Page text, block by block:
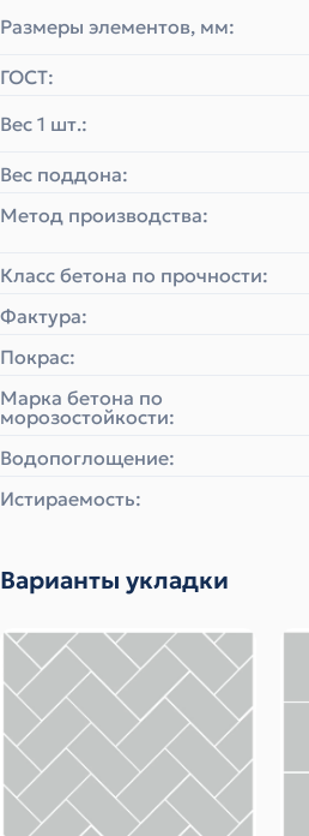
Размеры элементов, мм:
ГОСТ:
Вес 1 шт.:
Вес поддона:
Метод производства:
Класс бетона по прочности:
Фактура:
Покрас:
Марка бетона по
морозостойкости:
Водопоглощение:
Истираемость:
Варианты укладки